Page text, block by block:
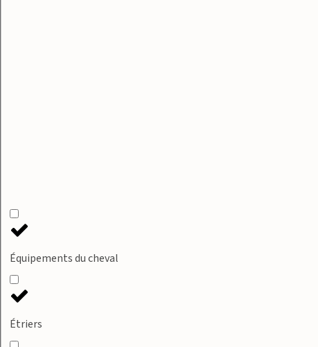
Équipements du cheval
Étriers